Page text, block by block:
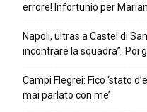
errore! Infortunio per
Napoli, ultras a Castel di
incontrare la squadra”. Poi
Campi Flegrei: Fico ‘stato
mai parlato con me’